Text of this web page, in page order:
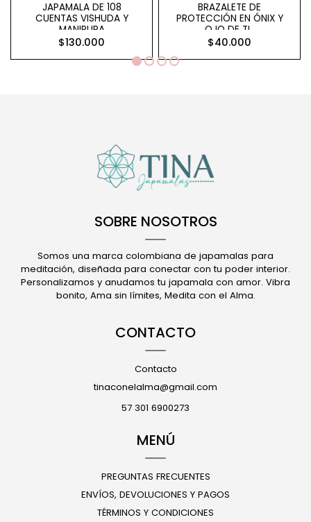
JAPAMALA DE 108
CUENTAS VISHUDA Y
MANIPURA
$130.000
BRAZALETE DE
PROTECCIÓN EN ÓNIX Y
OJO DE TI..
$40.000
SOBRE NOSOTROS
Somos una marca colombiana de japamalas para
meditación, diseñada para conectar con tu poder interior.
Personalizamos y anudamos tu japamala con amor. Vibra
bonito, Ama sin límites, Medita con el Alma.
CONTACTO
Contacto
tinaconelalma@gmail.com
57 301 6900273
MENÚ
PREGUNTAS FRECUENTES
ENVÍOS, DEVOLUCIONES Y PAGOS
TÉRMINOS Y CONDICIONES